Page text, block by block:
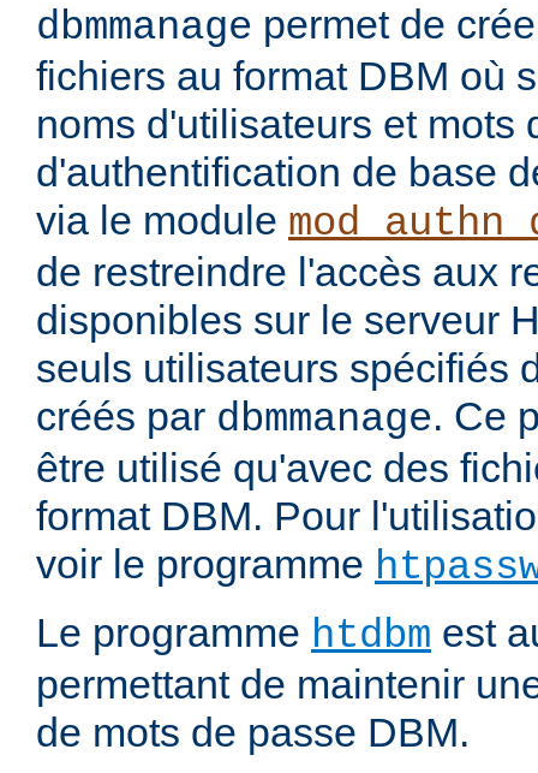
dbmmanage permet de
fichiers au format DBM où
noms d'utilisateurs et mots
d'authentification de base
via le module
de restreindre l'accès aux
disponibles sur le serveur
seuls utilisateurs spécifiés
créés par dbmmanage. Ce
être utilisé qu'avec des
format DBM. Pour
voir le programme
Le programme htdbm est
permettant de maintenir
de mots de passe DBM.